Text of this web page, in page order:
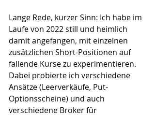
Lange Rede, kurzer Sinn: Ich habe im
Laufe von 2022 still und heimlich
damit angefangen, mit einzelnen
zusätzlichen Short-Positionen auf
fallende Kurse zu experimentieren.
Dabei probierte ich verschiedene
Ansätze (Leerverkäufe, Put-
Optionsscheine) und auch
verschiedene Broker für